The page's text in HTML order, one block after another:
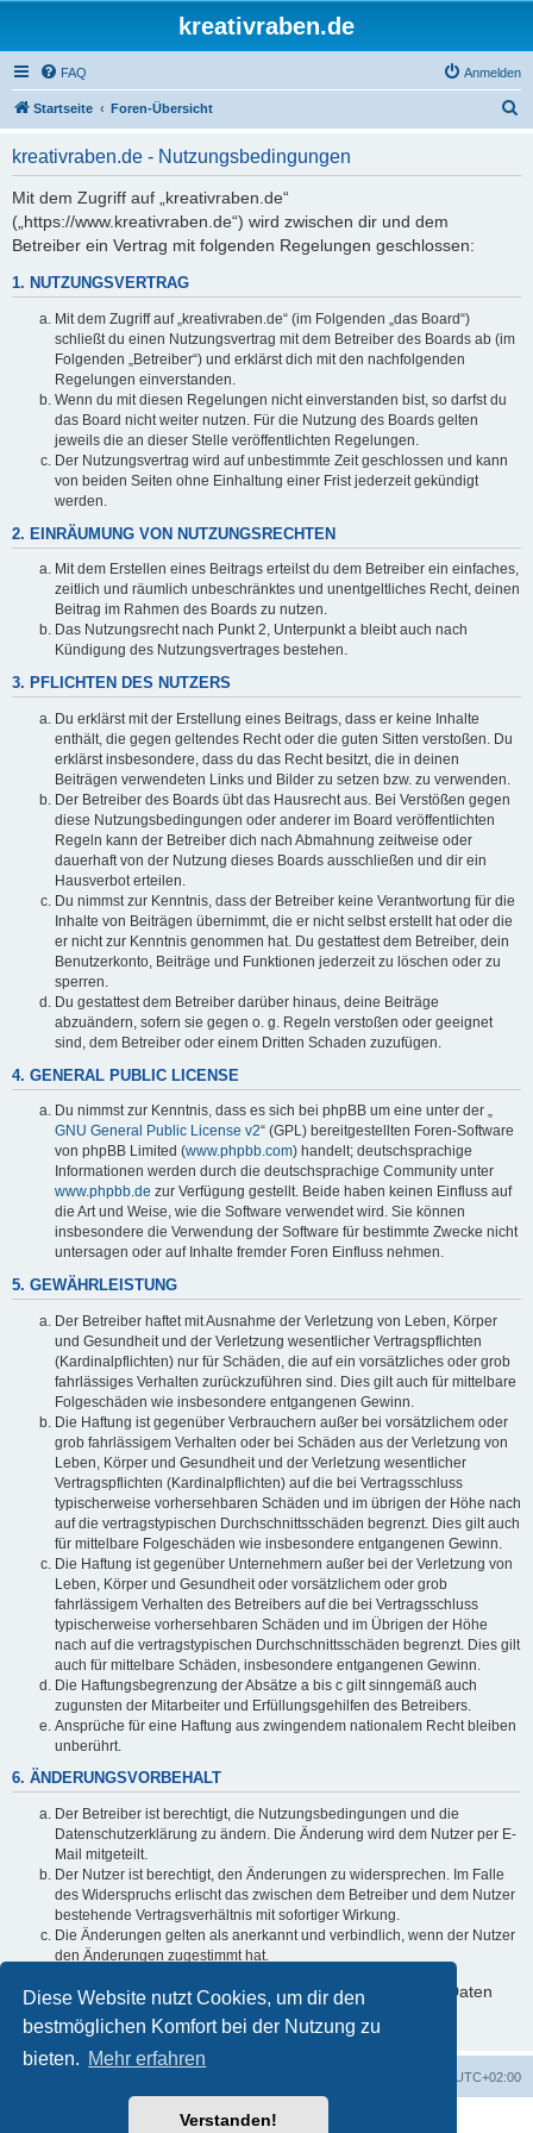
Diese Website nutzt Cookies, um dir den
bestmöglichen Komfort bei der Nutzung zu
bieten. Mehr erfahren
Verstanden!
kreativraben.de
FAQ Anmelden
Startseite Foren-Übersicht
kreativraben.de - Nutzungsbedingungen
Mit dem Zugriff auf „kreativraben.de“
(„https://www.kreativraben.de“) wird zwischen dir und dem
Betreiber ein Vertrag mit folgenden Regelungen geschlossen:
1. NUTZUNGSVERTRAG
Mit dem Zugriff auf „kreativraben.de“ (im Folgenden „das Board“)
schließt du einen Nutzungsvertrag mit dem Betreiber des Boards ab (im
Folgenden „Betreiber“) und erklärst dich mit den nachfolgenden
Regelungen einverstanden.
Wenn du mit diesen Regelungen nicht einverstanden bist, so darfst du
das Board nicht weiter nutzen. Für die Nutzung des Boards gelten
jeweils die an dieser Stelle veröffentlichten Regelungen.
Der Nutzungsvertrag wird auf unbestimmte Zeit geschlossen und kann
von beiden Seiten ohne Einhaltung einer Frist jederzeit gekündigt
werden.
2. EINRÄUMUNG VON NUTZUNGSRECHTEN
Mit dem Erstellen eines Beitrags erteilst du dem Betreiber ein einfaches,
zeitlich und räumlich unbeschränktes und unentgeltliches Recht, deinen
Beitrag im Rahmen des Boards zu nutzen.
Das Nutzungsrecht nach Punkt 2, Unterpunkt a bleibt auch nach
Kündigung des Nutzungsvertrages bestehen.
3. PFLICHTEN DES NUTZERS
Du erklärst mit der Erstellung eines Beitrags, dass er keine Inhalte
enthält, die gegen geltendes Recht oder die guten Sitten verstoßen. Du
erklärst insbesondere, dass du das Recht besitzt, die in deinen
Beiträgen verwendeten Links und Bilder zu setzen bzw. zu verwenden.
Der Betreiber des Boards übt das Hausrecht aus. Bei Verstößen gegen
diese Nutzungsbedingungen oder anderer im Board veröffentlichten
Regeln kann der Betreiber dich nach Abmahnung zeitweise oder
dauerhaft von der Nutzung dieses Boards ausschließen und dir ein
Hausverbot erteilen.
Du nimmst zur Kenntnis, dass der Betreiber keine Verantwortung für die
Inhalte von Beiträgen übernimmt, die er nicht selbst erstellt hat oder die
er nicht zur Kenntnis genommen hat. Du gestattest dem Betreiber, dein
Benutzerkonto, Beiträge und Funktionen jederzeit zu löschen oder zu
sperren.
Du gestattest dem Betreiber darüber hinaus, deine Beiträge
abzuändern, sofern sie gegen o. g. Regeln verstoßen oder geeignet
sind, dem Betreiber oder einem Dritten Schaden zuzufügen.
4. GENERAL PUBLIC LICENSE
Du nimmst zur Kenntnis, dass es sich bei phpBB um eine unter der „
GNU General Public License v2“ (GPL) bereitgestellten Foren-Software
von phpBB Limited (www.phpbb.com) handelt; deutschsprachige
Informationen werden durch die deutschsprachige Community unter
www.phpbb.de zur Verfügung gestellt. Beide haben keinen Einfluss auf
die Art und Weise, wie die Software verwendet wird. Sie können
insbesondere die Verwendung der Software für bestimmte Zwecke nicht
untersagen oder auf Inhalte fremder Foren Einfluss nehmen.
5. GEWÄHRLEISTUNG
Der Betreiber haftet mit Ausnahme der Verletzung von Leben, Körper
und Gesundheit und der Verletzung wesentlicher Vertragspflichten
(Kardinalpflichten) nur für Schäden, die auf ein vorsätzliches oder grob
fahrlässiges Verhalten zurückzuführen sind. Dies gilt auch für mittelbare
Folgeschäden wie insbesondere entgangenen Gewinn.
Die Haftung ist gegenüber Verbrauchern außer bei vorsätzlichem oder
grob fahrlässigem Verhalten oder bei Schäden aus der Verletzung von
Leben, Körper und Gesundheit und der Verletzung wesentlicher
Vertragspflichten (Kardinalpflichten) auf die bei Vertragsschluss
typischerweise vorhersehbaren Schäden und im übrigen der Höhe nach
auf die vertragstypischen Durchschnittsschäden begrenzt. Dies gilt auch
für mittelbare Folgeschäden wie insbesondere entgangenen Gewinn.
Die Haftung ist gegenüber Unternehmern außer bei der Verletzung von
Leben, Körper und Gesundheit oder vorsätzlichem oder grob
fahrlässigem Verhalten des Betreibers auf die bei Vertragsschluss
typischerweise vorhersehbaren Schäden und im Übrigen der Höhe
nach auf die vertragstypischen Durchschnittsschäden begrenzt. Dies gilt
auch für mittelbare Schäden, insbesondere entgangenen Gewinn.
Die Haftungsbegrenzung der Absätze a bis c gilt sinngemäß auch
zugunsten der Mitarbeiter und Erfüllungsgehilfen des Betreibers.
Ansprüche für eine Haftung aus zwingendem nationalem Recht bleiben
unberührt.
6. ÄNDERUNGSVORBEHALT
Der Betreiber ist berechtigt, die Nutzungsbedingungen und die
Datenschutzerklärung zu ändern. Die Änderung wird dem Nutzer per E-
Mail mitgeteilt.
Der Nutzer ist berechtigt, den Änderungen zu widersprechen. Im Falle
des Widerspruchs erlischt das zwischen dem Betreiber und dem Nutzer
bestehende Vertragsverhältnis mit sofortiger Wirkung.
Die Änderungen gelten als anerkannt und verbindlich, wenn der Nutzer
den Änderungen zugestimmt hat.
Informationen über den Umgang mit deinen persönlichen Daten
sind in der Datenschutzerklärung enthalten.
UTC+02:00
Powered byphpBB® Forum Software © phpBB Limited